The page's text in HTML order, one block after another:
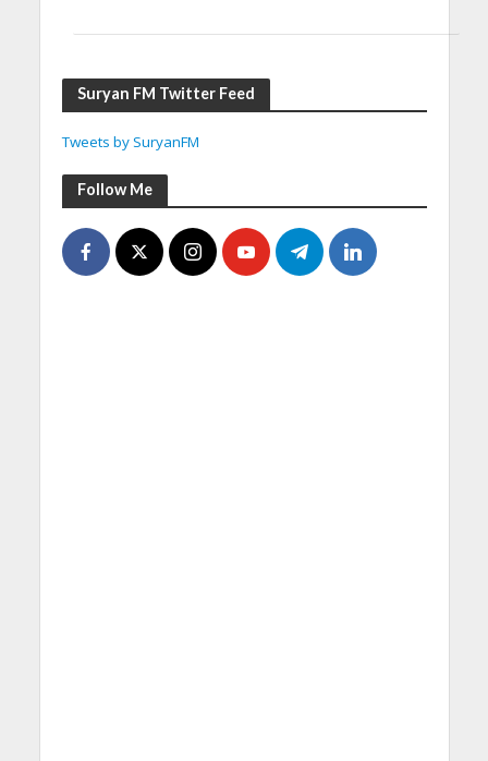
Suryan FM Twitter Feed
Tweets by SuryanFM
Follow Me